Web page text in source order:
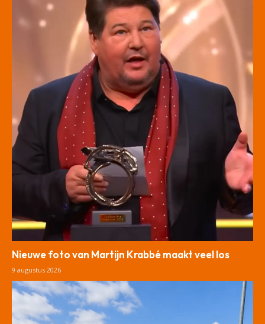
Nieuwe foto van Martijn Krabbé maakt veel los
9 augustus 2026